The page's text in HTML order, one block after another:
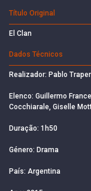
Título Original
El Clan
Dados Técnicos
Realizador: Pablo
Elenco: Guillermo
Cocchiarale, Giselle
Duração: 1h50
Género: Drama
País: Argentina